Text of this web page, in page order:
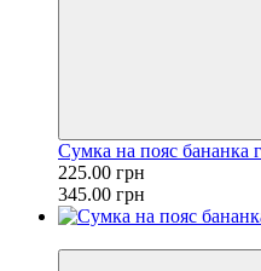
Сумка на пояс бананка
225.00 грн
345.00 грн